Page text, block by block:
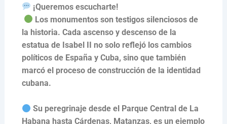
¡Queremos escucharte!
Los monumentos son testigos silenciosos de
la historia. Cada ascenso y descenso de la
estatua de Isabel II no solo reflejó los cambios
políticos de España y Cuba, sino que también
marcó el proceso de construcción de la identidad
cubana.
Su peregrinaje desde el Parque Central de La
Habana hasta Cárdenas, Matanzas, es un ejemplo